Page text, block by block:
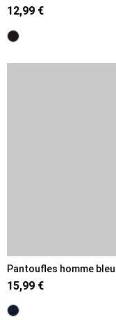
(40-45)
12,99 €
Pantoufles homme
15,99 €